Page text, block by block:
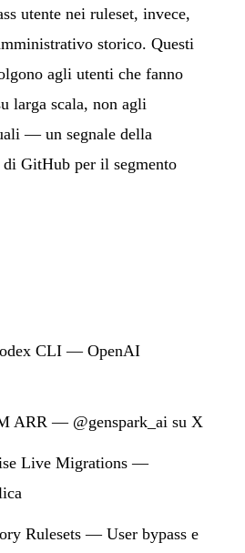
utente nei ruleset, invece,
storico. Questi
agli utenti che fanno
larga scala, non agli
— un segnale della
di GitHub per il segmento
CLI — OpenAI
ARR — @genspark_ai su X
Live Migrations —
Rulesets — User bypass e